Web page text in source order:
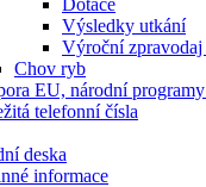
Dotace
Výsledky utkání
Výroční zpravodaj
Chov ryb
EU, národní
telefonní čísla
deska
informace